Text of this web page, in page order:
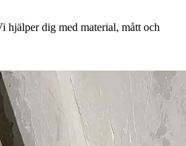
hjälper dig med material, mått och